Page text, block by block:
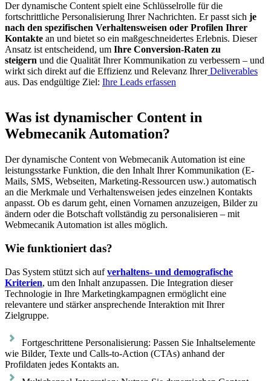
Der dynamische Content spielt eine Schlüsselrolle für die
fortschrittliche Personalisierung Ihrer Nachrichten. Er passt sich je
nach den spezifischen Verhaltensweisen oder Profilen Ihrer
Kontakte an und bietet so ein maßgeschneidertes Erlebnis. Dieser
Ansatz ist entscheidend, um Ihre Conversion-Raten zu
steigern und die Qualität Ihrer Kommunikation zu verbessern – und
wirkt sich direkt auf die Effizienz und Relevanz IhrerDeliverables
aus. Das endgültige Ziel: Ihre Leads erfassen
Was ist dynamischer Content in
Webmecanik Automation?
Der dynamische Content von Webmecanik Automation ist eine
leistungsstarke Funktion, die den Inhalt Ihrer Kommunikation (E-
Mails, SMS, Webseiten, Marketing-Ressourcen usw.) automatisch
an die Merkmale und Verhaltensweisen jedes einzelnen Kontakts
anpasst. Ob es darum geht, einen Vornamen anzuzeigen, Bilder zu
ändern oder die Botschaft vollständig zu personalisieren – mit
Webmecanik Automation ist alles möglich.
Wie funktioniert das?
Das System stützt sich aufverhaltens- und demografische
Kriterien, um den Inhalt anzupassen. Die Integration dieser
Technologie in Ihre Marketingkampagnen ermöglicht eine
relevantere und stärker ansprechende Interaktion mit Ihrer
Zielgruppe.
Fortgeschrittene Personalisierung: Passen Sie Inhaltselemente
wie Bilder, Texte und Calls-to-Action (CTAs) anhand der
Profildaten jedes Kontakts an.